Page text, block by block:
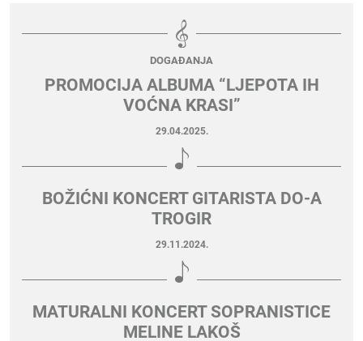
DOGAĐANJA
PROMOCIJA ALBUMA “LJEPOTA IH
VOĆNA KRASI”
29.04.2025.
BOŽIĆNI KONCERT GITARISTA DO-A
TROGIR
29.11.2024.
MATURALNI KONCERT SOPRANISTICE
MELINE LAKOŠ